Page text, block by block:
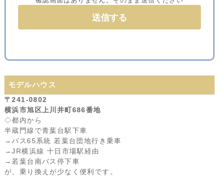
モデルハウス
〒241-0802
横浜市旭区上川井町686番地
◇都内から
半蔵門線で青葉台駅下車
→バス65系統 若葉台団地行き乗車
→JR横浜線 十日市場駅経由
→若葉台南バス停下車
が、乗り換えが少なく便利です。